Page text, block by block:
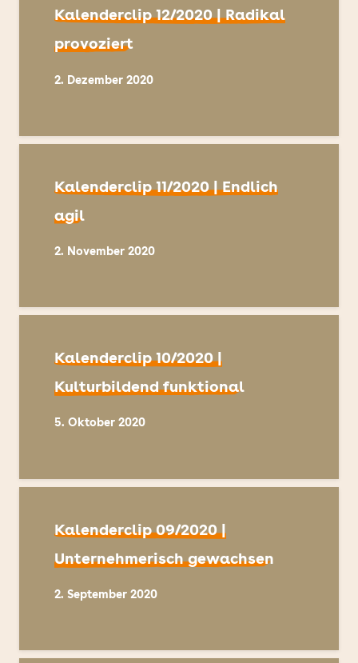
Kalenderclip 12/2020 | Radikal
provoziert
2. Dezember 2020
Kalenderclip 11/2020 | Endlich
agil
2. November 2020
Kalenderclip 10/2020 |
Kulturbildend funktional
5. Oktober 2020
Kalenderclip 09/2020 |
Unternehmerisch gewachsen
2. September 2020